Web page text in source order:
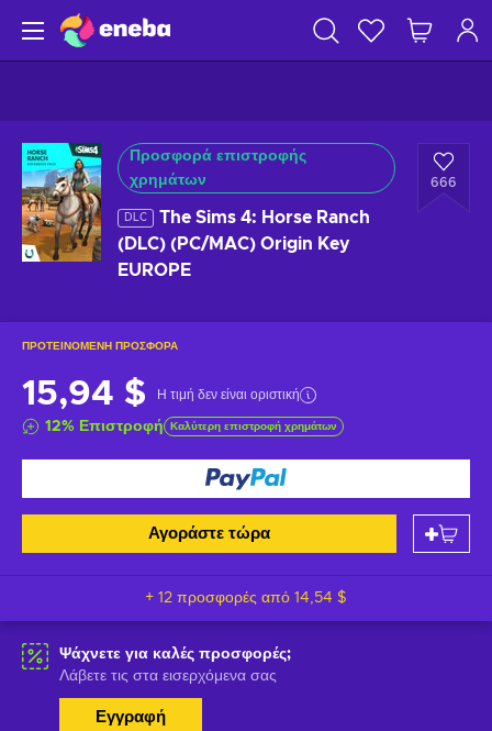
Προσφορά επιστροφής
χρημάτων
DLC
The Sims 4: Horse Ranch
(DLC) (PC/MAC) Origin Key
EUROPE
666
ΠΡΟΤΕΙΝΌΜΕΝΗ ΠΡΟΣΦΟΡΆ
15,94 $ Η τιμή δεν είναι οριστική
12% Επιστροφή Καλύτερη επιστροφή χρημάτων
Αγοράστε τώρα
+ 12 προσφορές από 14,54 $
Ψάχνετε για καλές προσφορές;
Λάβετε τις στα εισερχόμενα σας
Εγγραφή